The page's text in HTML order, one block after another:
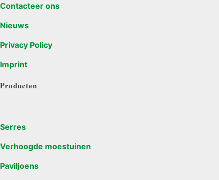
Contacteer ons
Nieuws
Privacy Policy
Imprint
Producten
Serres
Verhoogde moestuinen
Paviljoens